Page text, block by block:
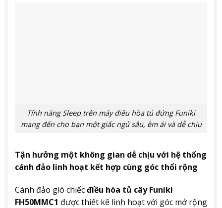
Tính năng Sleep trên máy điều hòa tủ đứng Funiki
mang đến cho bạn một giấc ngủ sâu, êm ái và dễ chịu
Tận hưởng một không gian dễ chịu với hệ thống
cánh đảo linh hoạt kết hợp cùng góc thổi rộng
Cánh đảo gió chiếcđiều hòa tủ cây Funiki
FH50MMC1 được thiết kế linh hoạt với góc mở rộng